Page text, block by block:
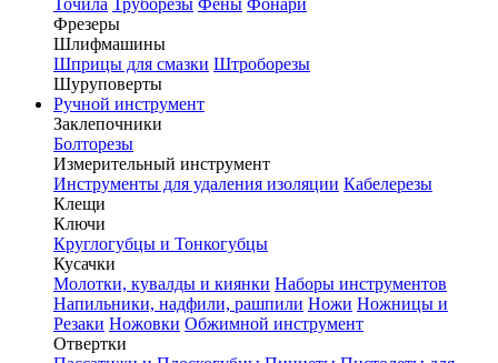
Точила Труборезы Фены Фонари
Фрезеры
Шлифмашины
Шприцы для смазки Штроборезы
Шуруповерты
Ручной инструмент
Заклепочники
Болторезы
Измерительный инструмент
Инструменты для удаления изоляции Кабелерезы
Клещи
Ключи
Круглогубцы и Тонкогубцы
Кусачки
Молотки, кувалды и киянки Наборы инструментов
Напильники, надфили, рашпили Ножи Ножницы и
Резаки Ножовки Обжимной инструмент
Отвертки